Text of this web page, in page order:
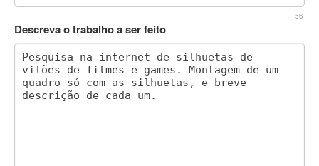
56
Descreva o trabalho a ser feito